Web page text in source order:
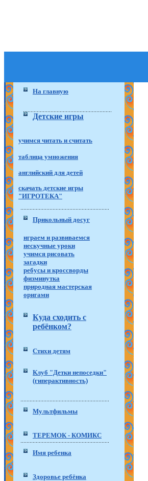
На главную
Детские игры
учимся читать и считать
таблица умножения
английский для детей
скачать детские игры
"ИГРОТЕКА"
Прикольный досуг
играем и развиваемся
нескучные уроки
учимся рисовать
загадки
ребусы и кроссворды
физминутка
природная мастерская
оригами
Куда сходить с
ребёнком?
Стихи детям
Клуб "Детки непоседки"
(гиперактивность)
Мультфильмы
ТЕРЕМОК - КОМИКС
Имя ребенка
Здоровье ребёнка